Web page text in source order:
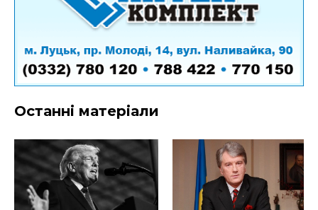
Останні матеріали